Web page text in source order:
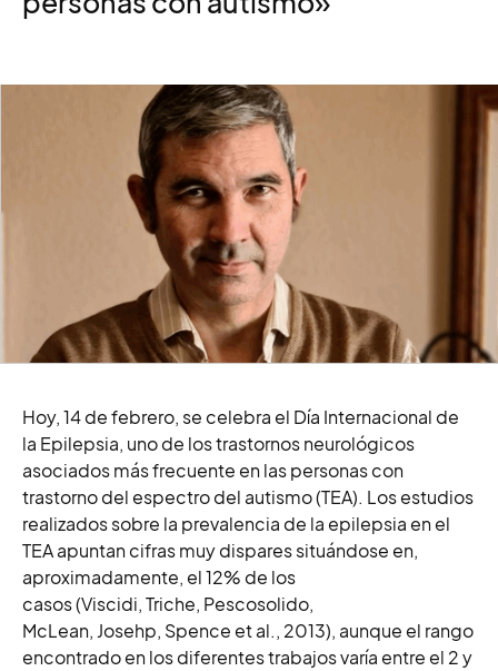
Hoy, 14 de febrero, se celebra el Día Internacional de
la Epilepsia, uno de los trastornos neurológicos
asociados más frecuente en las personas con
trastorno del espectro del autismo (TEA). Los estudios
realizados sobre la prevalencia de la epilepsia en el
TEA apuntan cifras muy dispares situándose en,
aproximadamente, el 12% de los
casos (Viscidi, Triche, Pescosolido,
McLean, Josehp, Spence et al., 2013), aunque el rango
encontrado en los diferentes trabajos varía entre el 2 y